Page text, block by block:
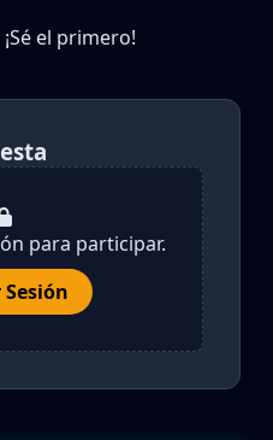
el primero!
para participar.